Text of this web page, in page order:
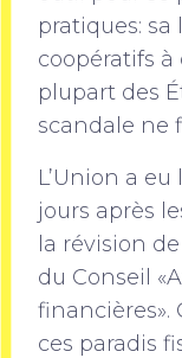
pratiques:
coopératifs à
plupart des
scandale ne
L’Union a
jours après
la révision
du Conseil
financières».
ces paradis